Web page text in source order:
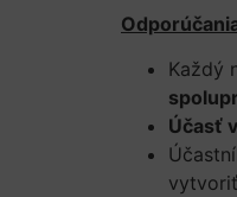
Každý
Účasť